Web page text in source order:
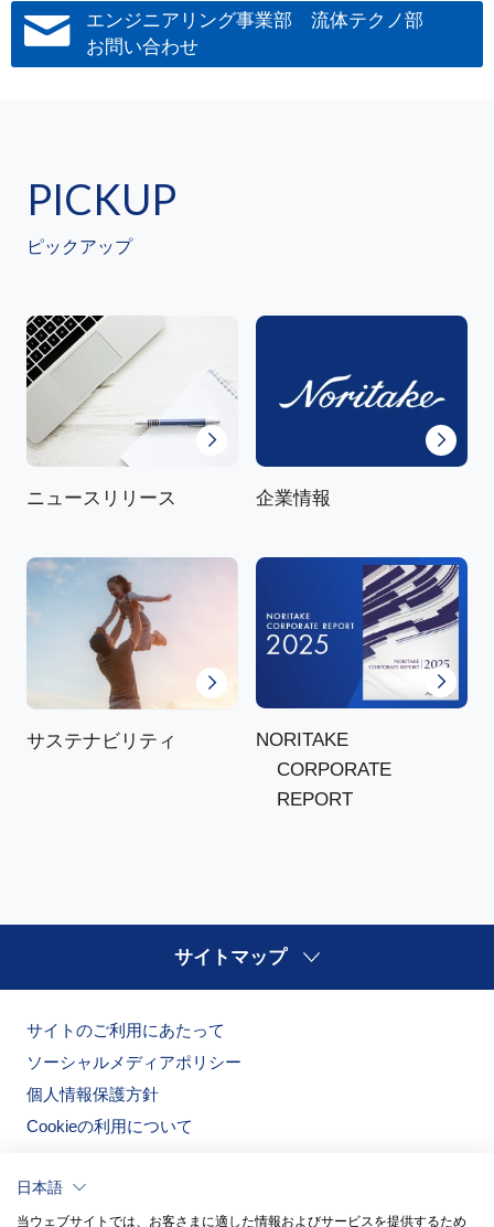
エンジニアリング事業部 流体テクノ部
お問い合わせ
PICKUP
ピックアップ
ニュースリリース 企業情報
サステナビリティ
NORITAKE
CORPORATE
REPORT
サイトマップ
サイトのご利用にあたって
ソーシャルメディアポリシー
個人情報保護方針
Cookieの利用について
日本語
当ウェブサイトでは、お客さまに適した情報およびサービスを提供するため